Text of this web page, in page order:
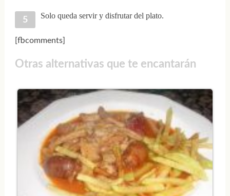
Solo queda servir y disfrutar del plato.
[fbcomments]
Otras alternativas que te encantarán